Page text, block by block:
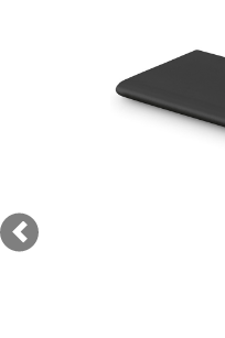
Previous